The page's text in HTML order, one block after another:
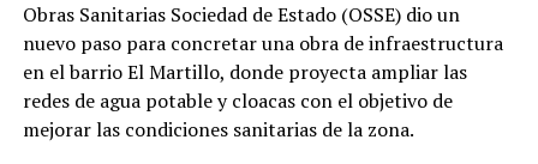
Obras Sanitarias Sociedad de Estado (OSSE) dio un
nuevo paso para concretar una obra de infraestructura
en el barrio El Martillo, donde proyecta ampliar las
redes de agua potable y cloacas con el objetivo de
mejorar las condiciones sanitarias de la zona.